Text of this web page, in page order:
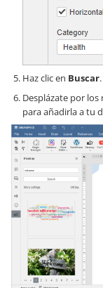
Haz clic en Buscar.
Desplázate por los
para añadirla a tu